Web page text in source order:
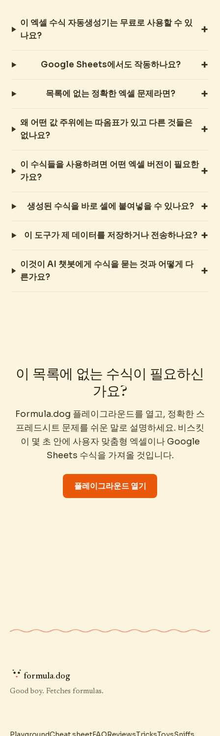
이 엑셀 수식 자동생성기는 무료로 사용할 수 있
나요?
Google Sheets에서도 작동하나요?
목록에 없는 정확한 엑셀 문제라면?
왜 어떤 값 주위에는 따옴표가 있고 다른 것들은
없나요?
이 수식들을 사용하려면 어떤 엑셀 버전이 필요한
가요?
생성된 수식을 바로 셀에 붙여넣을 수 있나요?
이 도구가 제 데이터를 저장하거나 전송하나요?
이것이 AI 챗봇에게 수식을 묻는 것과 어떻게 다
른가요?
이 목록에 없는 수식이 필요하신
가요?
Formula.dog 플레이그라운드를 열고, 정확한 스
프레드시트 문제를 쉬운 말로 설명하세요. 비스킷
이 몇 초 안에 사용자 맞춤형 엑셀이나 Google
Sheets 수식을 가져올 것입니다.
플레이그라운드 열기
formula.dog
Good boy. Fetches formulas.